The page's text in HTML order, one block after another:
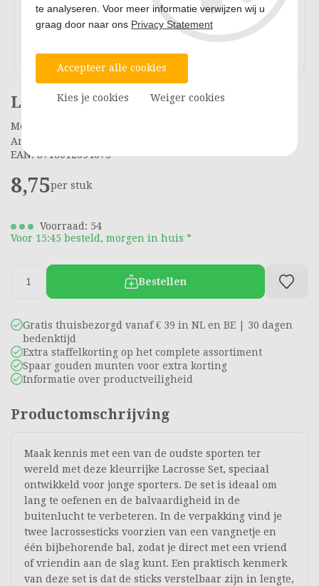
Lacrosse Set
Merk: divers
Artikelnummer: 7920685
EAN: 8718012054073
8,75per stuk
Voorraad: 54
Voor 15:45 besteld, morgen in huis *
Bestellen
Gratis thuisbezorgd vanaf € 39 in NL en BE | 30 dagen
bedenktijd
Extra staffelkorting op het complete assortiment
Spaar gouden munten voor extra korting
Informatie over productveiligheid
Productomschrijving
Maak kennis met een van de oudste sporten ter
wereld met deze kleurrijke Lacrosse Set, speciaal
ontwikkeld voor jonge sporters. De set is ideaal om
lang te oefenen en de balvaardigheid in de
buitenlucht te verbeteren. In de verpakking vind je
twee lacrossesticks voorzien van een vangnetje en
één bijbehorende bal, zodat je direct met een vriend
of vriendin aan de slag kunt. Een praktisch kenmerk
van deze set is dat de sticks verstelbaar zijn in lengte,
te analyseren. Voor meer informatie verwijzen wij u
graag door naar ons Privacy Statement
Accepteer alle cookies
Kies je cookies Weiger cookies